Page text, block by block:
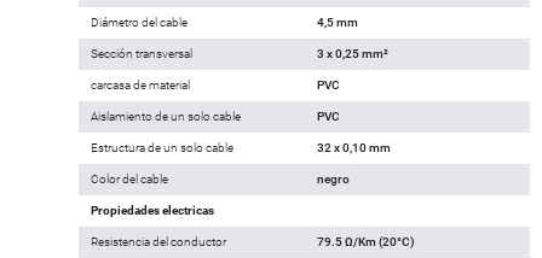
Diámetro del cable 4,5 mm
Sección transversal 3 x 0,25 mm²
carcasa de material PVC
Aislamiento de un solo cable PVC
Estructura de un solo cable 32 x 0,10 mm
Color del cable negro
Propiedades electricas
Resistencia del conductor 79.5 Ω/Km (20°C)